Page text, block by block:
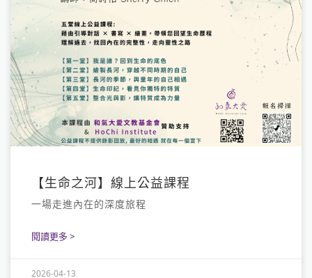
【生命之河】線上公益課程
一場走進內在的深度旅程
閱讀更多 >
2026-04-13